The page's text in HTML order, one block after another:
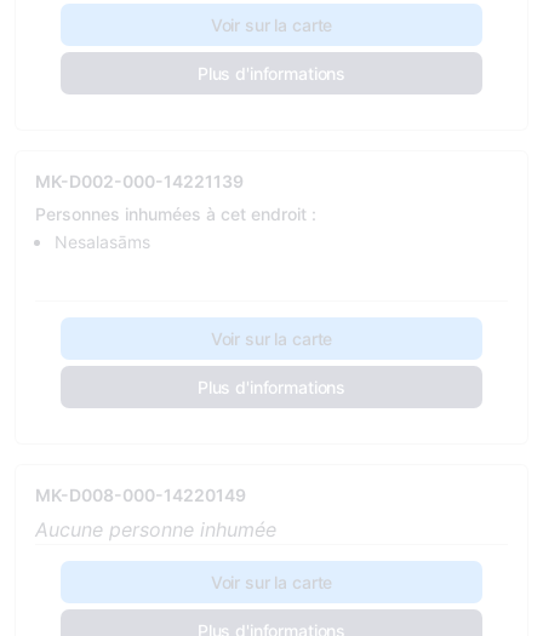
Voir sur la carte
Plus d'informations
MK-D002-000-14221139
Personnes inhumées à cet endroit :
Nesalasāms
Voir sur la carte
Plus d'informations
MK-D008-000-14220149
Aucune personne inhumée
Voir sur la carte
Plus d'informations